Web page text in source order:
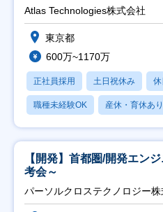
Atlas Technologies株式会社
東京都
600万~1170万
正社員採用 土日祝休み
職種未経験OK 産休・育休あり
【開発】首都圏/開発エン
考会～
パーソルクロステクノロジー株